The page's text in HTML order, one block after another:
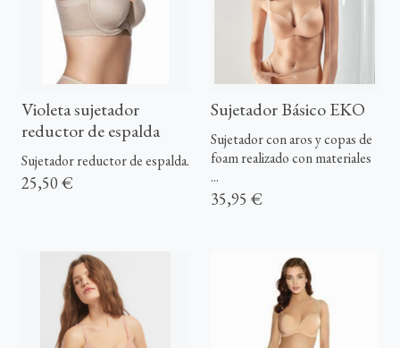
Violeta sujetador
reductor de espalda
Sujetador reductor de espalda.
25,50 €
Sujetador Básico EKO
Sujetador con aros y copas de
foam realizado con materiales
...
35,95 €